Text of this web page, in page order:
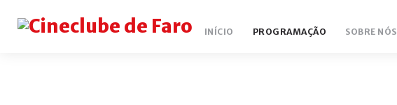
INÍCIO PROGRAMAÇÃO SOBRE NÓS